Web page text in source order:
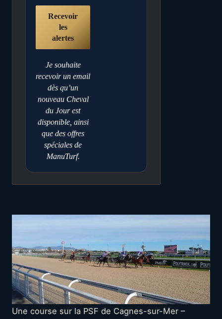
Je souhaite
recevoir un email
dès qu’un
nouveau Cheval
du Jour est
disponible, ainsi
que des offres
spéciales de
ManuTurf.
Une course sur la PSF de Cagnes-sur-Mer –